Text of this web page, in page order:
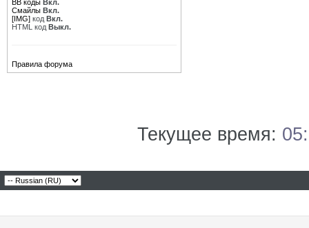
BB коды Вкл.
Смайлы Вкл.
[IMG] код Вкл.
HTML код Выкл.
Правила форума
Текущее время: